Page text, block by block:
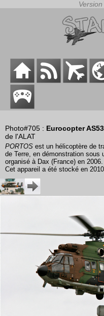
Photo#705 : Eurocopter
de l'ALAT
PORTOS est un hélicoptère de
de Terre, en démonstration
organisé à Dax (France) en 2006.
Cet appareil a été stocké en